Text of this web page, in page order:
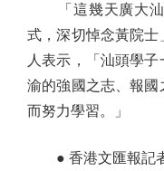
「這幾天廣大汕
式，深切悼念黃院
人表示，「汕頭學
渝的強國之志、報
而努力學習。」
● 香港文匯報記者